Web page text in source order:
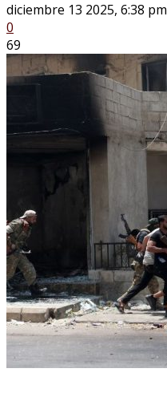
diciembre 13 2025, 6:38 pm
0
69